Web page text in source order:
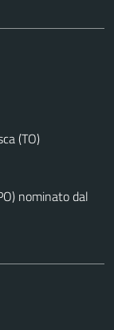
(TO)
nominato dal